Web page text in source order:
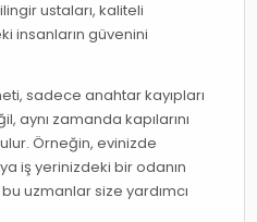
ustaları, kaliteli
insanların güvenini
sadece anahtar kayıpları
aynı zamanda kapılarını
Örneğin, evinizde
iş yerinizdeki bir odanın
uzmanlar size yardımcı